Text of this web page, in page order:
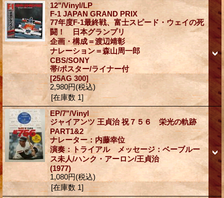
12"/Vinyl/LP
F-1 JAPAN GRAND PRIX
77年度F-1最終戦、富士スピード・ウェイの死
闘！ 日本グランプリ
企画・構成＝渡辺靖彰
ナレーション＝森山周一郎
CBS/SONY
帯/ポスター/ライナー付
[25AG 300]
2,980円(税込)
[在庫数 1]
EP/7"/Vinyl
ジャイアンツ 王貞治 祝７５６ 栄光の軌跡
PART1&2
ナレーター：内藤幸位
演奏：トライアル メッセージ：ベーブルー
ス未人/ハンク・アーロン/王貞治
(1977)
1,080円(税込)
[在庫数 1]